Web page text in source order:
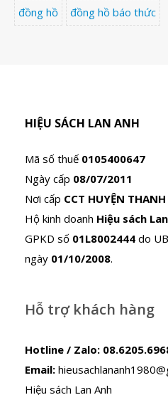
đồng hồ đồng hồ báo thức
HIỆU SÁCH LAN ANH
Mã số thuế 0105400647
Ngày cấp 08/07/2011
Nơi cấp CCT HUYỆN THANH
Hộ kinh doanh Hiệu sách
GPKD số 01L8002444 do
ngày 01/10/2008.
Hỗ trợ khách hàng
Hotline / Zalo:
Email:
Hiệu sách Lan Anh